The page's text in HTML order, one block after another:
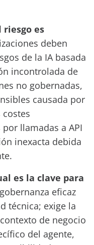
riesgo es
deben
de la IA basada
incontrolada de
no gobernadas,
causada por
llamadas a API
inexacta debida
es la clave para
eficaz
técnica; exige la
de negocio
del agente,